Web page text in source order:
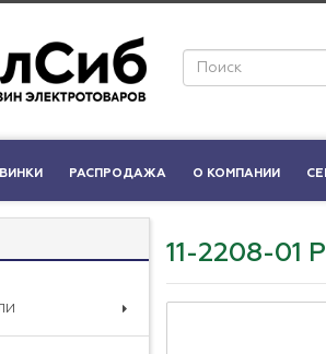
РАСПРОДАЖА О КОМПАНИИ
11-2208-01